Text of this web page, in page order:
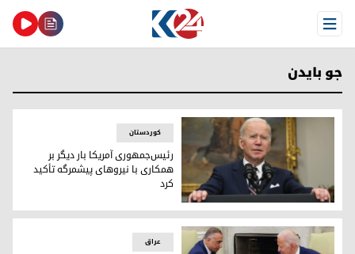
Open Menu
جو بایدن
جو بایدن، رییس جمهور آمریکا
کوردستان
رئیس‌جمهوری آمریکا بار دیگر بر
همکاری با نیروهای پیشمرگه تأکید
کرد
عراق